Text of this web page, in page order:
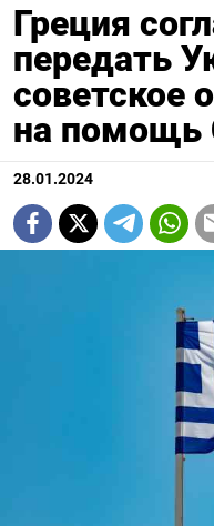
Греция
передать
советское
на
28.01.2024